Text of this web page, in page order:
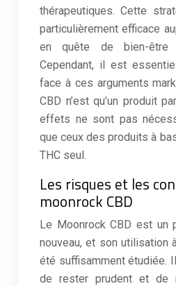
thérapeutiques. Cette
particulièrement efficace
en quête de bien-être
Cependant, il est
face à ces arguments
CBD n’est qu’un produit
effets ne sont pas
que ceux des produits à
THC seul.
Les risques et les
moonrock CBD
Le Moonrock CBD est un
nouveau, et son utilisation
été suffisamment étudiée.
de rester prudent et de